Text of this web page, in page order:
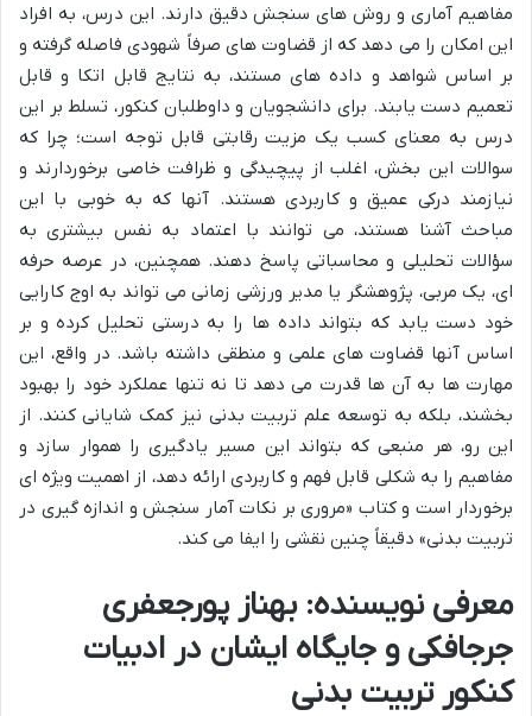
مفاهیم آماری و روش های سنجش دقیق دارند. این درس، به افراد
این امکان را می دهد که از قضاوت های صرفاً شهودی فاصله گرفته و
بر اساس شواهد و داده های مستند، به نتایج قابل اتکا و قابل
تعمیم دست یابند. برای دانشجویان و داوطلبان کنکور، تسلط بر این
درس به معنای کسب یک مزیت رقابتی قابل توجه است؛ چرا که
سوالات این بخش، اغلب از پیچیدگی و ظرافت خاصی برخوردارند و
نیازمند درکی عمیق و کاربردی هستند. آنها که به خوبی با این
مباحث آشنا هستند، می توانند با اعتماد به نفس بیشتری به
سؤالات تحلیلی و محاسباتی پاسخ دهند. همچنین، در عرصه حرفه
ای، یک مربی، پژوهشگر یا مدیر ورزشی زمانی می تواند به اوج کارایی
خود دست یابد که بتواند داده ها را به درستی تحلیل کرده و بر
اساس آنها قضاوت های علمی و منطقی داشته باشد. در واقع، این
مهارت ها به آن ها قدرت می دهد تا نه تنها عملکرد خود را بهبود
بخشند، بلکه به توسعه علم تربیت بدنی نیز کمک شایانی کنند. از
این رو، هر منبعی که بتواند این مسیر یادگیری را هموار سازد و
مفاهیم را به شکلی قابل فهم و کاربردی ارائه دهد، از اهمیت ویژه ای
برخوردار است و کتاب «مروری بر نکات آمار سنجش و اندازه گیری در
تربیت بدنی» دقیقاً چنین نقشی را ایفا می کند.
معرفی نویسنده: بهناز پورجعفری
جرجافکی و جایگاه ایشان در ادبیات
کنکور تربیت بدنی